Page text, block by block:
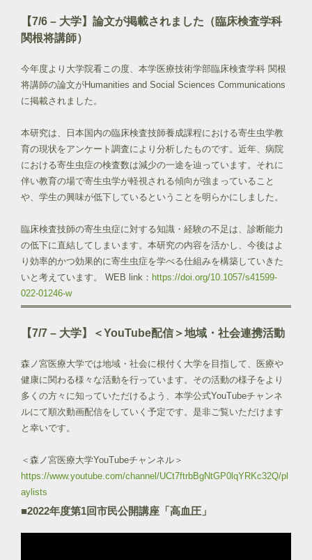
【7/6 – 大学】論文が掲載されました（臨床検査学科
関根将講師）
今年度より大学院看この度、本学医療技術学部臨床検査学科 関根
将講師の論文がHumanities and Social Sciences Communications
に掲載されました。
本研究は、日本国内の臨床検査技師養成課程における寄生虫学教
育の現状をアンケート調査により分析したものです。近年、病院
における寄生虫症の検査数は減少の一途を辿っています。それに
伴い教育の場で寄生虫学が軽視される傾向が強まっていること
や、学生の興味が低下しているということを明らかにしました。
臨床検査技師の寄生虫症に対する知識・経験の不足は、診断能力
の低下に直結してしまいます。本研究の内容を活かし、今後はよ
り効率的かつ効果的に寄生虫症を学べる仕組みを構築していきた
いと考えています。 WEB link： https://doi.org/10.1057/s41599-
022-01246-w
【7/7 – 大学】＜YouTube配信＞地域・社会連携活動
森ノ宮医療大学では地域・社会に根付く大学を目指して、医療や
健康に関わる様々な活動を行っています。その活動の様子をより
多くの方々に知っていただけるよう、本学公式YouTubeチャンネ
ルにて順次動画配信をしていく予定です。是非ご覧いただけます
と幸いです。
＜森ノ宮医療大学YouTubeチャンネル＞
https://www.youtube.com/channel/UCt7ftrbBgNtGP0lqYRKc32Q/pl
aylists
■2022年度第1回市民公開講座「高血圧」